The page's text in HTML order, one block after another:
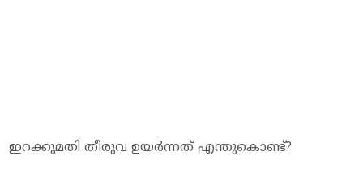
ഇറക്കുമതി തീരുവ ഉയര്‍ന്നത് എന്തുകൊണ്ട്?